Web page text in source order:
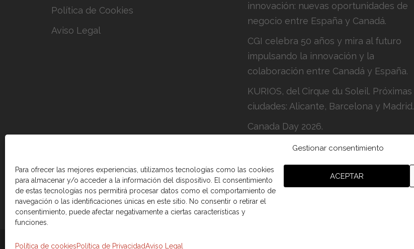
Gestionar consentimiento
Para ofrecer las mejores experiencias, utilizamos tecnologías como las cookies
para almacenar y/o acceder a la información del dispositivo. El consentimiento
de estas tecnologías nos permitirá procesar datos como el comportamiento de
navegación o las identificaciones únicas en este sitio. No consentir o retirar el
consentimiento, puede afectar negativamente a ciertas características y
funciones.
ACEPTAR
Política de cookiesPolítica de PrivacidadAviso Legal
Política de Cookies
Aviso Legal
innovación: nuevas oportunidades de
negocio entre España y Canadá.
CGI celebra 50 años y mira al futuro
impulsando la innovación y la
colaboración entre Canadá y España.
KURIOS, del Cirque du Soleil. Próximas
ciudades: Alicante, Barcelona y Madrid.
Canada Day 2026.
© 2026 Cámara de comercio Canadá España.